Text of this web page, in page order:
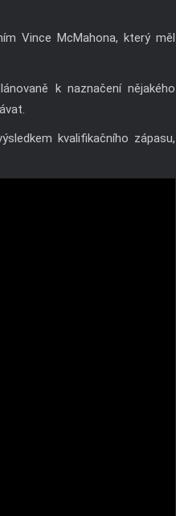
Vince McMahona, který měl
k naznačení nějakého
kvalifikačního zápasu,